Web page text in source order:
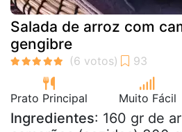
Salada de arroz com
gengibre
Prato Principal Muito Fácil
Ingredientes: 160 gr de